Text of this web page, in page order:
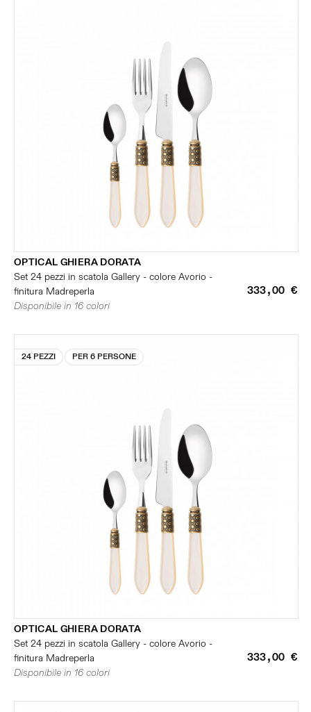
OPTICAL GHIERA DORATA
Set 24 pezzi in scatola Gallery - colore Avorio -
finitura Madreperla
333,00 €
Disponibile in 16 colori
24 PEZZI PER 6 PERSONE
OPTICAL GHIERA DORATA
Set 24 pezzi in scatola Gallery - colore Avorio -
finitura Madreperla
333,00 €
Disponibile in 16 colori